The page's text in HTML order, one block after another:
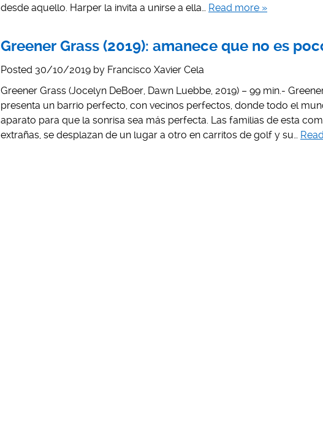
desde aquello. Harper la invita a unirse a ella… Read more »
Greener Grass (2019): amanece que no es
Posted 30/10/2019 by Francisco Xavier Cela
Greener Grass (Jocelyn DeBoer, Dawn Luebbe, 2019) – 99 min.-
presenta un barrio perfecto, con vecinos perfectos, donde todo el
aparato para que la sonrisa sea más perfecta. Las familias de esta
extrañas, se desplazan de un lugar a otro en carritos de golf y su…